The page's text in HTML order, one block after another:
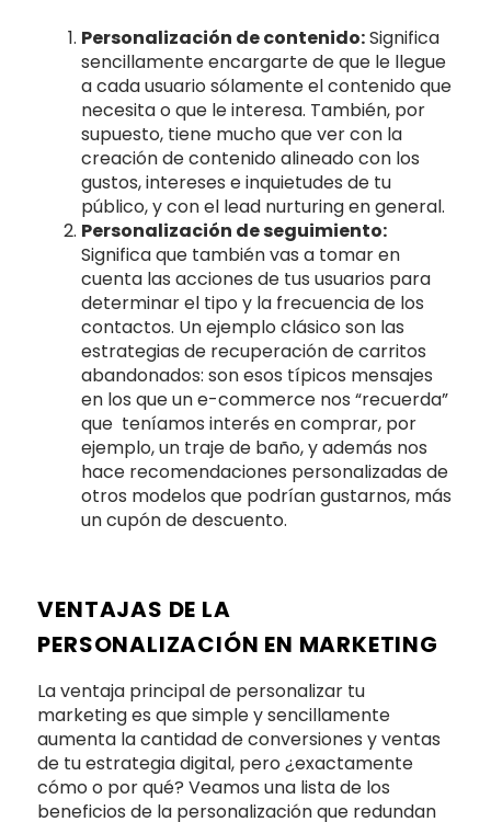
Personalización de contenido:Significa
sencillamente encargarte de que le llegue
a cada usuario sólamente el contenido que
necesita o que le interesa. También, por
supuesto, tiene mucho que ver con la
creación de contenido alineado con los
gustos, intereses e inquietudes de tu
público, y con el lead nurturing en general.
Personalización de seguimiento:
Significa que también vas a tomar en
cuenta las acciones de tus usuarios para
determinar el tipo y la frecuencia de los
contactos. Un ejemplo clásico son las
estrategias de recuperación de carritos
abandonados: son esos típicos mensajes
en los que un e-commerce nos “recuerda”
que teníamos interés en comprar, por
ejemplo, un traje de baño, y además nos
hace recomendaciones personalizadas de
otros modelos que podrían gustarnos, más
un cupón de descuento.
VENTAJAS DE LA
PERSONALIZACIÓN EN MARKETING
La ventaja principal de personalizar tu
marketing es que simple y sencillamente
aumenta la cantidad de conversiones y ventas
de tu estrategia digital, pero ¿exactamente
cómo o por qué? Veamos una lista de los
beneficios de la personalización que redundan